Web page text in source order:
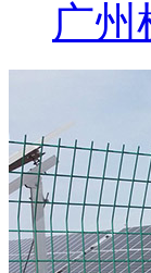
广州